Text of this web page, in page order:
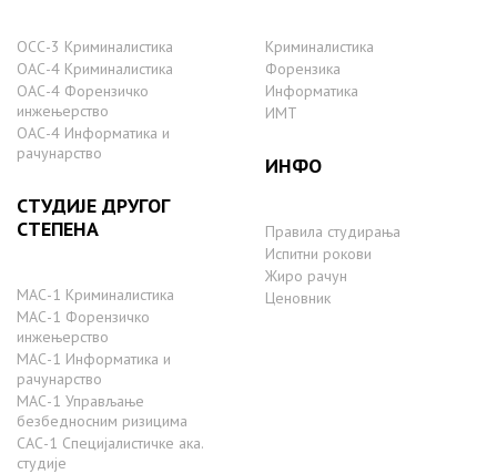
ОСС-3 Криминалистика
ОАС-4 Криминалистика
ОАС-4 Форензичко
инжењерство
ОАС-4 Информатика и
рачунарство
СТУДИЈЕ ДРУГОГ
СТЕПЕНА
МАС-1 Криминалистика
МАС-1 Форензичко
инжењерство
МАС-1 Информатика и
рачунарство
MAС-1 Управљање
безбедносним ризицима
САС-1 Специјалистичке ака.
студије
Криминалистика
Форензика
Информатика
ИМТ
ИНФО
Правила студирања
Испитни рокови
Жиро рачун
Ценовник